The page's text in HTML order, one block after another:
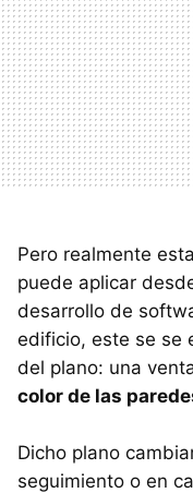
Pero realmente
puede aplicar
desarrollo de
edificio, este se se
del plano: una
color de las
Dicho plano
seguimiento o en